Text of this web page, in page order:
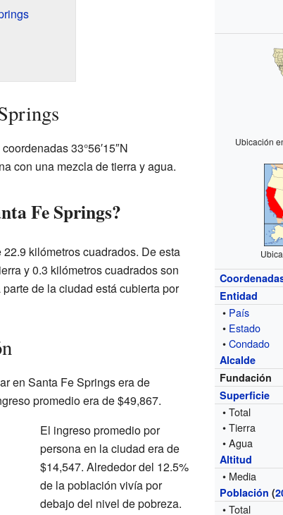
Ubicación
Entidad
• País
• Estado
•Condado
Alcalde
Fundación
Superficie
• Total
• Tierra
• Agua
Altitud
• Media
Población (
• Total
33°56′15″N
con una mezcla de tierra y agua.
Fe Springs?
kilómetros cuadrados. De esta
y 0.3 kilómetros cuadrados son
de la ciudad está cubierta por
en Santa Fe Springs era de
promedio era de $49,867.
El ingreso promedio por
persona en la ciudad era de
$14,547. Alrededor del 12.5%
de la población vivía por
debajo del nivel de pobreza.